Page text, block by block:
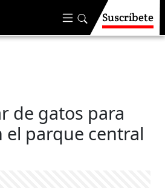
Suscríbete
de gatos para
el parque central